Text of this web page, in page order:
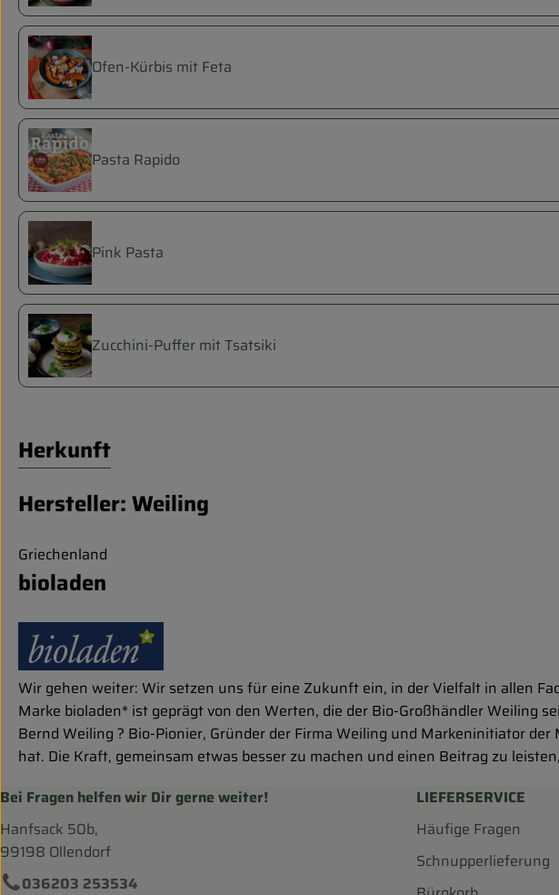
Ofen-Kürbis mit Feta
Pasta Rapido
Pink Pasta
Zucchini-Puffer mit Tsatsiki
Herkunft
Hersteller: Weiling
Griechenland
bioladen
Wir gehen weiter: Wir setzen uns für eine Zukunft ein, in der Vielfalt in allen
Marke bioladen* ist geprägt von den Werten, die der Bio-Großhändler Weiling
Bernd Weiling ? Bio-Pionier, Gründer der Firma Weiling und Markeninitiator
hat. Die Kraft, gemeinsam etwas besser zu machen und einen Beitrag zu
Bei Fragen helfen wir Dir gerne weiter!
Hanfsack 50b,
99198 Ollendorf
036203 253534
LIEFERSERVICE
Häufige Fragen
Schnupperlieferung